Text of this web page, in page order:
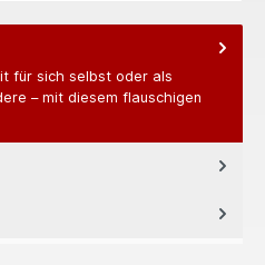
für sich selbst oder als
– mit diesem flauschigen